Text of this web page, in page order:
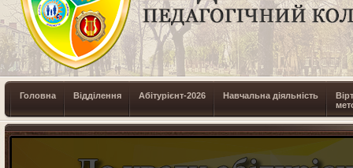
Головна Відділення Абітурієнт-2026 Навчальна діяльність